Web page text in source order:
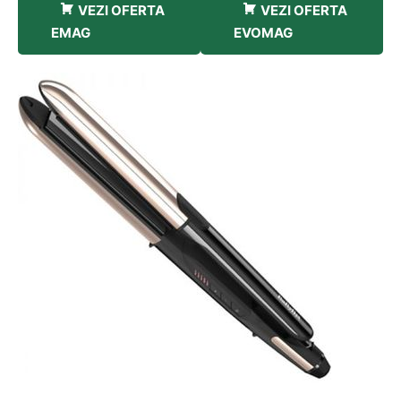
VEZI OFERTA
EMAG
VEZI OFERTA
EVOMAG